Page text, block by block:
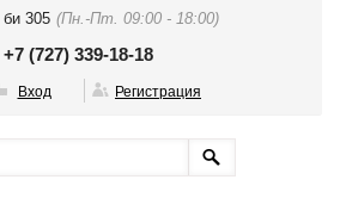
305 (Пн.-Пт. 09:00 - 18:00)
+7 (727) 339-18-18
Вход Регистрация